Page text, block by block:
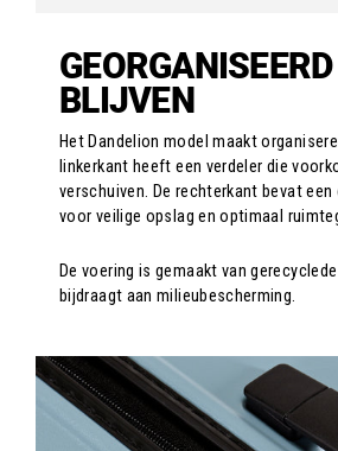
GEORGANISEERD
BLIJVEN
Het Dandelion model maakt
linkerkant heeft een verdeler die
verschuiven. De rechterkant bevat een
voor veilige opslag en optimaal
De voering is gemaakt van
bijdraagt aan milieubescherming.